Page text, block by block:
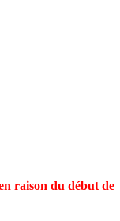
raison du début